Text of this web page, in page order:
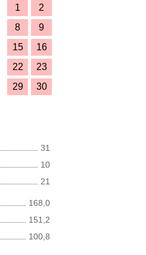
1
2
8
9
15
16
22
23
29
30
31
10
21
168,0
151,2
100,8